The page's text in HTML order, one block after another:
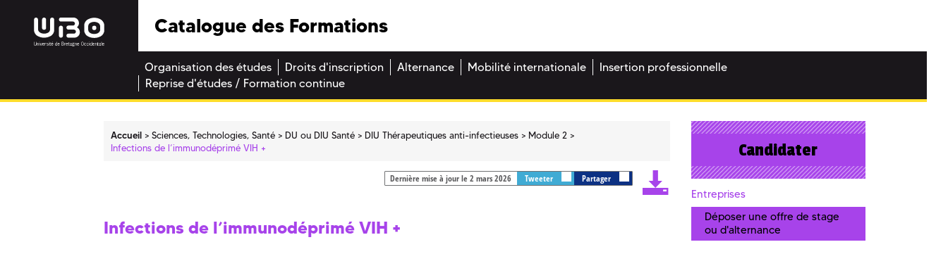
Catalogue des Formations
Organisation des études Droits d'inscription Alternance Mobilité internationale
Insertion professionnelle
Reprise d'études / Formation continue
Accueil Sciences, Technologies, Santé DU ou DIU Santé DIU Thérapeutiques anti-infectieuses
Module 2
Infections de l’immunodéprimé VIH +
Dernière mise à jour le 2 mars 2026 Tweeter Partager
Infections de l’immunodéprimé VIH +
Candidater
Entreprises
Déposer une offre de stage
ou d'alternance